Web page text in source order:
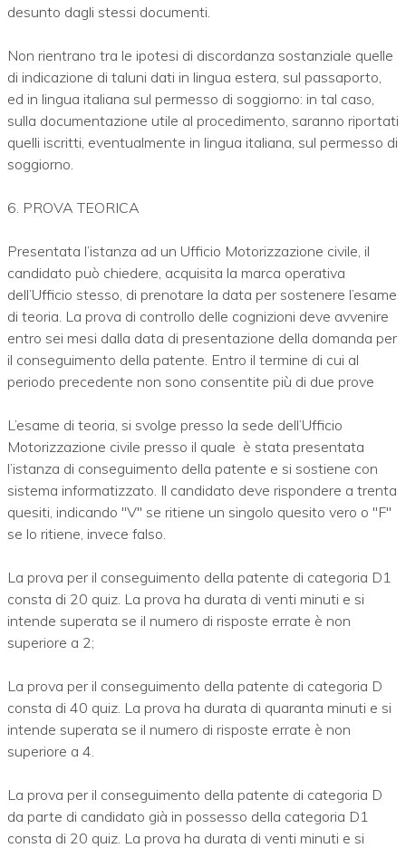
desunto dagli stessi documenti.
Non rientrano tra le ipotesi di discordanza sostanziale quelle
di indicazione di taluni dati in lingua estera, sul passaporto,
ed in lingua italiana sul permesso di soggiorno: in tal caso,
sulla documentazione utile al procedimento, saranno riportati
quelli iscritti, eventualmente in lingua italiana, sul permesso di
soggiorno.
6. PROVA TEORICA
Presentata l’istanza ad un Ufficio Motorizzazione civile, il
candidato può chiedere, acquisita la marca operativa
dell’Ufficio stesso, di prenotare la data per sostenere l’esame
di teoria. La prova di controllo delle cognizioni deve avvenire
entro sei mesi dalla data di presentazione della domanda per
il conseguimento della patente. Entro il termine di cui al
periodo precedente non sono consentite più di due prove
L’esame di teoria, si svolge presso la sede dell’Ufficio
Motorizzazione civile presso il quale è stata presentata
l’istanza di conseguimento della patente e si sostiene con
sistema informatizzato. Il candidato deve rispondere a trenta
quesiti, indicando "V" se ritiene un singolo quesito vero o "F"
se lo ritiene, invece falso.
La prova per il conseguimento della patente di categoria D1
consta di 20 quiz. La prova ha durata di venti minuti e si
intende superata se il numero di risposte errate è non
superiore a 2;
La prova per il conseguimento della patente di categoria D
consta di 40 quiz. La prova ha durata di quaranta minuti e si
intende superata se il numero di risposte errate è non
superiore a 4.
La prova per il conseguimento della patente di categoria D
da parte di candidato già in possesso della categoria D1
consta di 20 quiz. La prova ha durata di venti minuti e si